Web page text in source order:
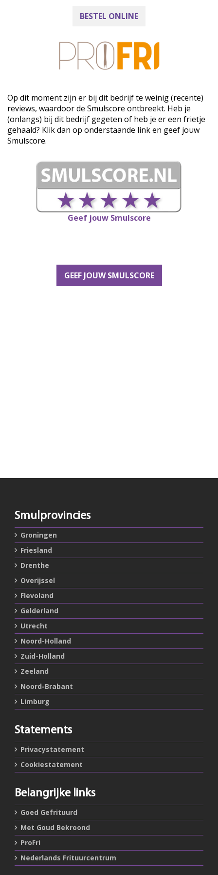
BESTEL ONLINE
Op dit moment zijn er bij dit bedrijf te weinig (recente)
reviews, waardoor de Smulscore ontbreekt. Heb je
(onlangs) bij dit bedrijf gegeten of heb je er een frietje
gehaald? Klik dan op onderstaande link en geef jouw
Smulscore.
Geef jouw Smulscore
GEEF JOUW SMULSCORE
Smulprovincies
Groningen
Friesland
Drenthe
Overijssel
Flevoland
Gelderland
Utrecht
Noord-Holland
Zuid-Holland
Zeeland
Noord-Brabant
Limburg
Statements
Privacystatement
Cookiestatement
Belangrijke links
Goed Gefrituurd
Met Goud Bekroond
ProFri
Nederlands Frituurcentrum